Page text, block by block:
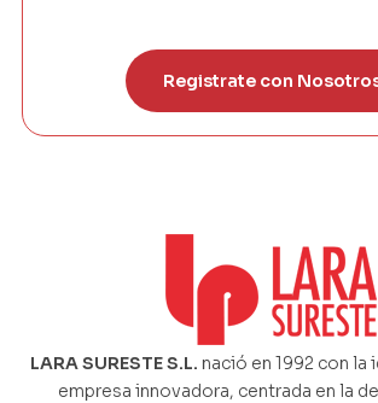
Registrate con
LARA SURESTE S.L. nació en 1992 con la
empresa innovadora, centrada en la